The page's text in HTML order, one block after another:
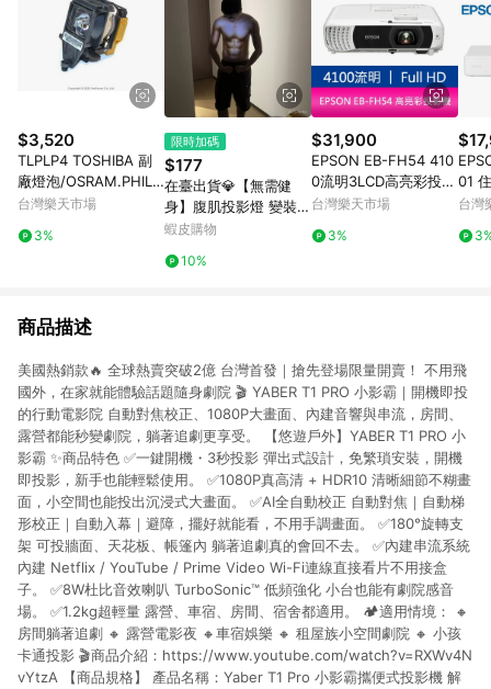
$3,520
TLPLP4 TOSHIBA 副
廠燈泡/OSRAM.PHILIP
S投影機燈泡/保固半年
台灣樂天市場
3%
限時加碼
$177
在臺出貨💎【無需健
身】腹肌投影燈 變裝投
影 腹肌喇叭槍 整蠱 腹
持投影 包包掛件 情侶
蝦皮購物
10%
$31,900
EPSON EB-FH54 410
0流明3LCD高亮彩投影
機 上網登錄享三年保固
最高折500】
台灣樂天市場
3%
01
影機
台灣
商品描述
美國熱銷款🔥 全球熱賣突破2億 台灣首發｜搶先登場限量開賣！ 不用飛
國外，在家就能體驗話題隨身劇院 🎬 YABER T1 PRO 小影霸｜開機即投
的行動電影院 自動對焦校正、1080P大畫面、內建音響與串流，房間、
露營都能秒變劇院，躺著追劇更享受。 【悠遊戶外】YABER T1 PRO 小
影霸 ✨商品特色 ✅一鍵開機・3秒投影 彈出式設計，免繁瑣安裝，開機
即投影，新手也能輕鬆使用。 ✅1080P真高清 + HDR10 清晰細節不糊畫
面，小空間也能投出沉浸式大畫面。 ✅AI全自動校正 自動對焦｜自動梯
形校正｜自動入幕｜避障，擺好就能看，不用手調畫面。 ✅180°旋轉支
架 可投牆面、天花板、帳篷內 躺著追劇真的會回不去。 ✅內建串流系統
內建 Netflix / YouTube / Prime Video Wi-Fi連線直接看片不用接盒
子。 ✅8W杜比音效喇叭 TurboSonic™ 低頻強化 小台也能有劇院感音
場。 ✅1.2kg超輕量 露營、車宿、房間、宿舍都適用。 🏕適用情境： 🔸
房間躺著追劇 🔸 露營電影夜 🔸車宿娛樂 🔸 租屋族小空間劇院 🔸 小孩
卡通投影 🎬商品介紹：https://www.youtube.com/watch?v=RXWv4N
vYtzA 【商品規格】 產品名稱：Yaber T1 Pro 小影霸攜便式投影機 解